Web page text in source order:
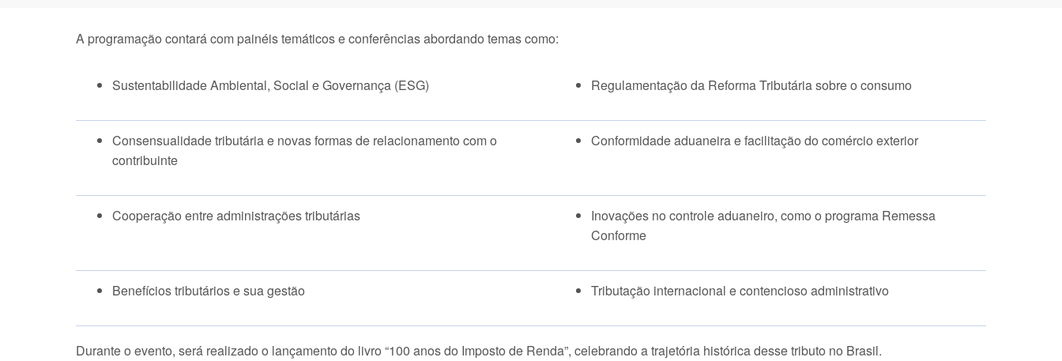
A programação contará com painéis temáticos e conferências abordando temas como:
Sustentabilidade Ambiental, Social e Governança (ESG) Regulamentação da Reforma Tributária sobre o consumo
Consensualidade tributária e novas formas de relacionamento com o
contribuinte
Conformidade aduaneira e facilitação do comércio exterior
Cooperação entre administrações tributárias
Inovações no controle aduaneiro, como o programa Remessa
Conforme
Benefícios tributários e sua gestão Tributação internacional e contencioso administrativo
Durante o evento, será realizado o lançamento do livro “100 anos do Imposto de Renda”, celebrando a trajetória histórica desse tributo no Brasil.